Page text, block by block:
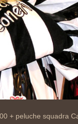
+ peluche squadra